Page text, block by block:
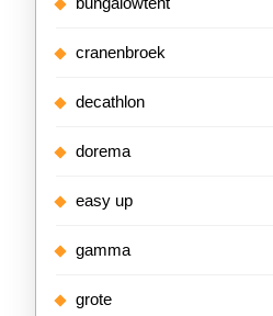
cranenbroek
decathlon
dorema
easy up
gamma
grote